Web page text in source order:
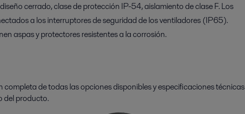
cerrado, clase de protección IP-54, aislamiento de clase F. Los
a los interruptores de seguridad de los ventiladores (IP65).
aspas y protectores resistentes a la corrosión.
de todas las opciones disponibles y especificaciones técnicas
del producto.